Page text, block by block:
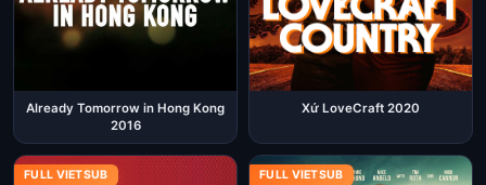
Already Tomorrow in Hong Kong
2016
Xứ LoveCraft 2020
FULL VIETSUB FULL VIETSUB